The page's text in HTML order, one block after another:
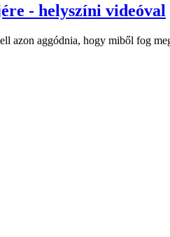
- helyszíni videóval
azon aggódnia, hogy miből fog